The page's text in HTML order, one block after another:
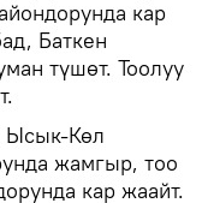
кар
Баткен
түшөт. Тоолуу
Ысык-Көл
жамгыр, тоо
кар жаайт.